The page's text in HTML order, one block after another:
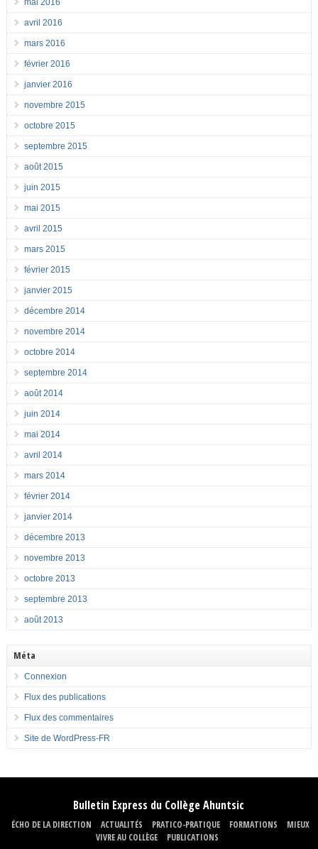
mai 2016
avril 2016
mars 2016
février 2016
janvier 2016
novembre 2015
octobre 2015
septembre 2015
août 2015
juin 2015
mai 2015
avril 2015
mars 2015
février 2015
janvier 2015
décembre 2014
novembre 2014
octobre 2014
septembre 2014
août 2014
juin 2014
mai 2014
avril 2014
mars 2014
février 2014
janvier 2014
décembre 2013
novembre 2013
octobre 2013
septembre 2013
août 2013
Méta
Connexion
Flux des publications
Flux des commentaires
Site de WordPress-FR
Bulletin Express du Collège Ahuntsic
ÉCHO DE LA DIRECTION ACTUALITÉS PRATICO-PRATIQUE FORMATIONS
MIEUX
VIVRE AU COLLÈGE
PUBLICATIONS